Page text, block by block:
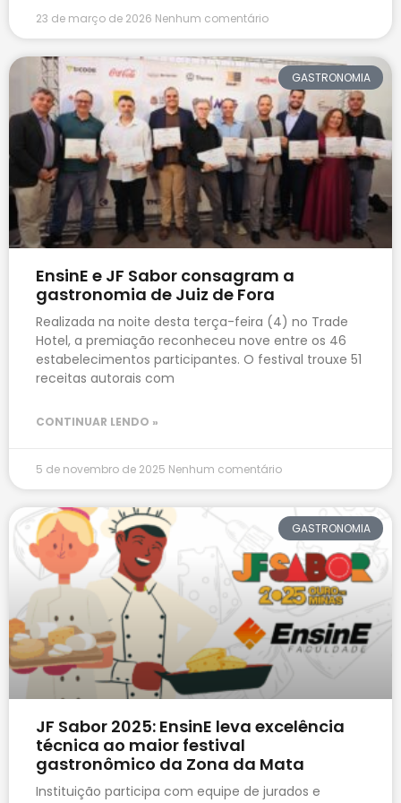
23 de março de 2026 Nenhum comentário
GASTRONOMIA
EnsinE e JF Sabor consagram a
gastronomia de Juiz de Fora
Realizada na noite desta terça-feira (4) no Trade
Hotel, a premiação reconheceu nove entre os 46
estabelecimentos participantes. O festival trouxe 51
receitas autorais com
CONTINUAR LENDO »
5 de novembro de 2025 Nenhum comentário
GASTRONOMIA
JF Sabor 2025: EnsinE leva excelência
técnica ao maior festival
gastronômico da Zona da Mata
Instituição participa com equipe de jurados e